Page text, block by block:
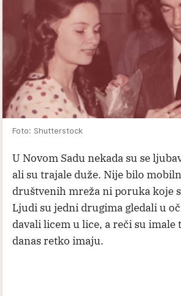
Foto: Shutterstock
U Novom Sadu nekada su se
ali su trajale duže. Nije bilo
društvenih mreža ni poruka koje
Ljudi su jedni drugima gledali u
davali licem u lice, a reči su imale
danas retko imaju.